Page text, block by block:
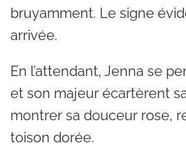
bruyamment. Le signe
arrivée.
En l’attendant, Jenna se
et son majeur écartèrent
montrer sa douceur rose,
toison dorée.